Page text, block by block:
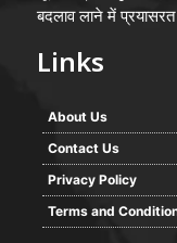
बदलाव लाने में प्रयासरत
Links
About Us
Contact Us
Privacy Policy
Terms and